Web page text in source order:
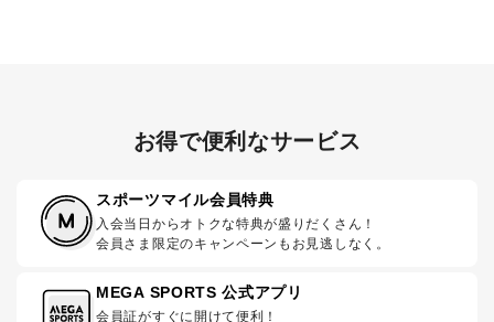
お得で便利なサービス
スポーツマイル会員特典
入会当日からオトクな特典が盛りだくさん！
会員さま限定のキャンペーンもお見逃しなく。
MEGA SPORTS 公式アプリ
会員証がすぐに開けて便利！